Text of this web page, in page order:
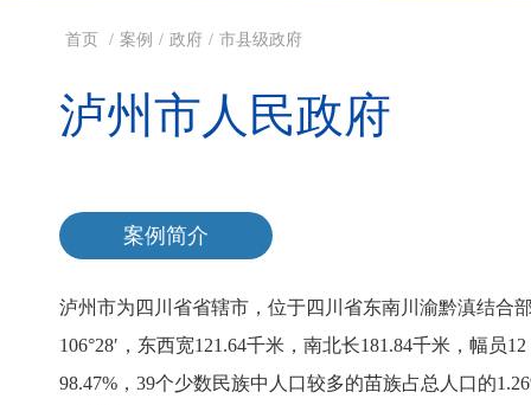
首页 / 案例 / 政府 / 市县级政府
泸州市人民政府
案例简介
泸州市为四川省省辖市，位于四川省东南川渝黔滇结合部
106°28′，东西宽121.64千米，南北长181.84千米，幅员
98.47%，39个少数民族中人口较多的苗族占总人口的